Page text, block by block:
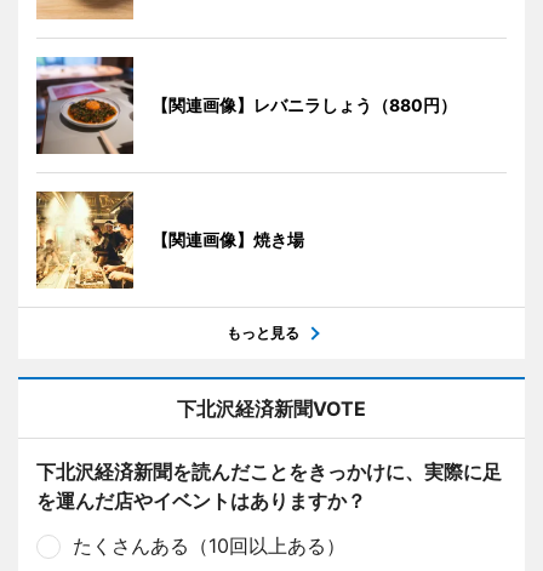
【関連画像】レバニラしょう（880円）
【関連画像】焼き場
もっと見る
下北沢経済新聞VOTE
下北沢経済新聞を読んだことをきっかけに、実際に足
を運んだ店やイベントはありますか？
たくさんある（10回以上ある）